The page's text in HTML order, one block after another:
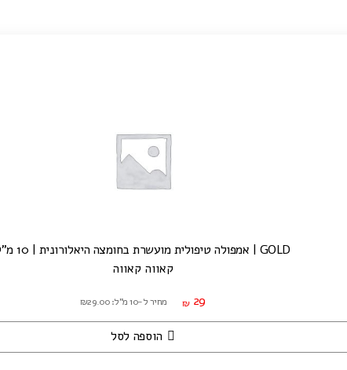
GOLD | אמפולה טיפולית מועשרת בחומצה היאלורונית | 10 מ"ל
קאווה קאווה
₪ 29 מחיר ל-10 מ"ל: ₪29.00
הוספה לסל